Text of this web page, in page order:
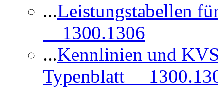
...Leistungstabellen
1300.1306
...Kennlinien und
Typenblatt